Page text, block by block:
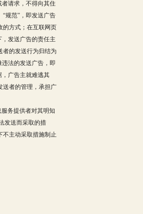
者请求，不得向其住
规范”，即发送广告
的方式；在互联网页
发送广告的责任主
者的发送行为归结为
法的发送广告，即
广告主就难逃其
送者的管理，承担广
务提供者对其明知
发送而采取的措
不主动采取措施制止